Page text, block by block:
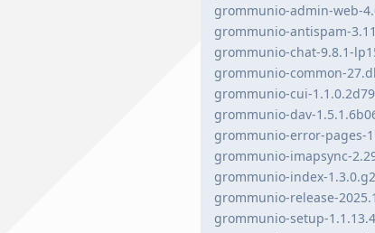
grommunio-admin-web-
grommunio-antispam-
grommunio-chat-9.8.1-
grommunio-common-
grommunio-cui-
grommunio-dav-
grommunio-error-pages-
grommunio-imapsync-
grommunio-index-
grommunio-release-
grommunio-setup-